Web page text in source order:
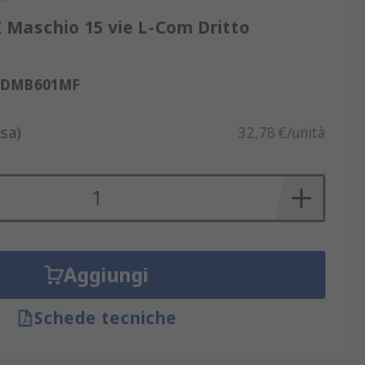
15 vie L-Com Dritto
DMB601MF
32,78 €/unità
Aggiungi
Schede tecniche